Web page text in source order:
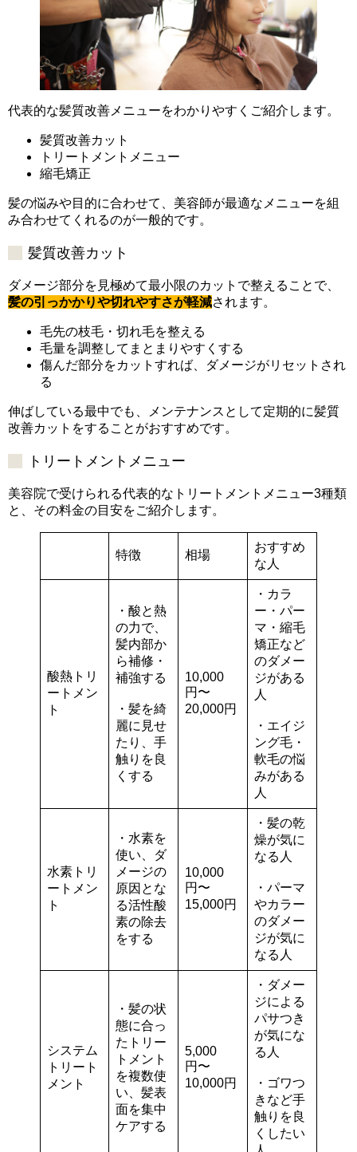
代表的な髪質改善メニューをわかりやすくご紹介します。
髪質改善カット
トリートメントメニュー
縮毛矯正
髪の悩みや目的に合わせて、美容師が最適なメニューを組
み合わせてくれるのが一般的です。
髪質改善カット
ダメージ部分を見極めて最小限のカットで整えることで、
髪の引っかかりや切れやすさが軽減されます。
毛先の枝毛・切れ毛を整える
毛量を調整してまとまりやすくする
傷んだ部分をカットすれば、ダメージがリセットされ
る
伸ばしている最中でも、メンテナンスとして定期的に髪質
改善カットをすることがおすすめです。
トリートメントメニュー
美容院で受けられる代表的なトリートメントメニュー3種類
と、その料金の目安をご紹介します。
特徴 相場
おすすめ
な人
酸熱トリ
ートメン
ト
・酸と熱
の力で、
髪内部か
ら補修・
補強する
・髪を綺
麗に見せ
たり、手
触りを良
くする
10,000
円〜
20,000円
・カラ
ー・パー
マ・縮毛
矯正など
のダメー
ジがある
人
・エイジ
ング毛・
軟毛の悩
みがある
人
水素トリ
ートメン
ト
・水素を
使い、ダ
メージの
原因とな
る活性酸
素の除去
をする
10,000
円〜
15,000円
・髪の乾
燥が気に
なる人
・パーマ
やカラー
のダメー
ジが気に
なる人
システム
トリート
メント
・髪の状
態に合っ
たトリー
トメント
を複数使
い、髪表
面を集中
ケアする
5,000
円〜
10,000円
・ダメー
ジによる
パサつき
が気にな
る人
・ゴワつ
きなど手
触りを良
くしたい